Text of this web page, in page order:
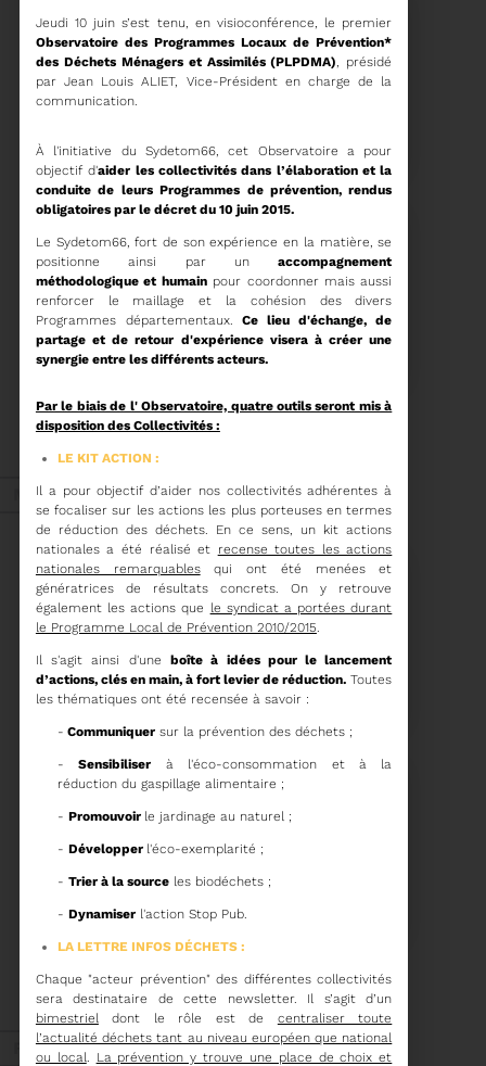
15/06/2026
SYDETOM66
Voir plus
04/06/2026
PRÉSENTATION DU
RAPPORT D'ACTIVITÉ
Téléchargez le Rapport
Annuel 2024
Mai 2026
27/05/2026
BRUNO VALIENTE RÉÉLU
PRÉSIDENT
Élection nouvelle
mandature (2023-
2032)
COMITÉ SYNDICAL DU
SYDETOM66
CONVOCATION ET
ORDRE DU JOUR DU
COMITÉ SYNDICAL DU
MERCREDI 27 MAI A
9H30
Voir plus
Fév. 2026
Jeudi 10 juin s’est tenu, en visioconférence, le premier
Observatoire des Programmes Locaux de Prévention*
des Déchets Ménagers et Assimilés (PLPDMA), présidé
par Jean Louis ALIET, Vice-Président en charge de la
communication.
À l'initiative du Sydetom66, cet Observatoire a pour
objectif d'aider les collectivités dans l’élaboration et la
conduite de leurs Programmes de prévention, rendus
obligatoires par le décret du 10 juin 2015.
Le Sydetom66, fort de son expérience en la matière, se
positionne ainsi par unaccompagnement
méthodologique et humainpour coordonner mais aussi
renforcer le maillage et la cohésion des divers
Programmes départementaux. Ce lieu d'échange, de
partage et de retour d'expérience visera à créer une
synergie entre les différents acteurs.
Par le biais de l' Observatoire, quatre outils seront mis à
disposition des Collectivités :
LE KIT ACTION :
Il a pour objectif d’aider nos collectivités adhérentes à
se focaliser sur les actions les plus porteuses en termes
de réduction des déchets. En ce sens, un kit actions
nationales a été réalisé et recense toutes les actions
nationales remarquablesqui ont été menées et
génératrices de résultats concrets. On y retrouve
également les actions que le syndicat a portées durant
le Programme Local de Prévention 2010/2015.
Il s'agit ainsi d'une boîte à idées pour le lancement
d’actions, clés en main, à fort levier de réduction. Toutes
les thématiques ont été recensée à savoir :
- Communiquersur la prévention des déchets ;
-Sensibiliser à l'éco-consommation et à la
réduction du gaspillage alimentaire ;
- Promouvoir le jardinage au naturel ;
- Développer l'éco-exemplarité ;
- Trier à la sourceles biodéchets ;
- Dynamiserl'action Stop Pub.
LA LETTRE INFOS DÉCHETS :
Chaque "acteur prévention" des différentes collectivités
sera destinataire de cette newsletter. Il s’agit d’un
bimestrieldont le rôle est de centraliser toute
l’actualité déchets tant au niveau européen que national
ou local. La prévention y trouve une place de choix et